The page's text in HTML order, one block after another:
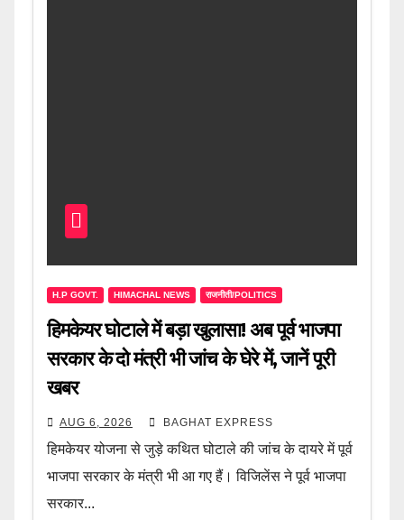
H.P GOVT. HIMACHAL NEWS राजनीती/POLITICS
हिमकेयर घोटाले में बड़ा खुलासा! अब पूर्व भाजपा
सरकार के दो मंत्री भी जांच के घेरे में, जानें पूरी
खबर
AUG 6, 2026 BAGHAT EXPRESS
हिमकेयर योजना से जुड़े कथित घोटाले की जांच के दायरे में पूर्व
भाजपा सरकार के मंत्री भी आ गए हैं। विजिलेंस ने पूर्व भाजपा
सरकार...